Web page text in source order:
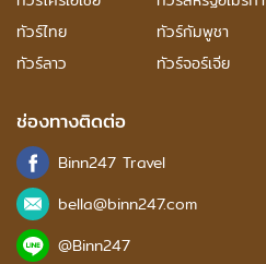
ทัวร์ไทย
ทัวร์กัมพูชา
ทัวร์ลาว
ทัวร์จอร์เจีย
ช่องทางติดต่อ
Binn247 Travel
bella@binn247.com
@Binn247